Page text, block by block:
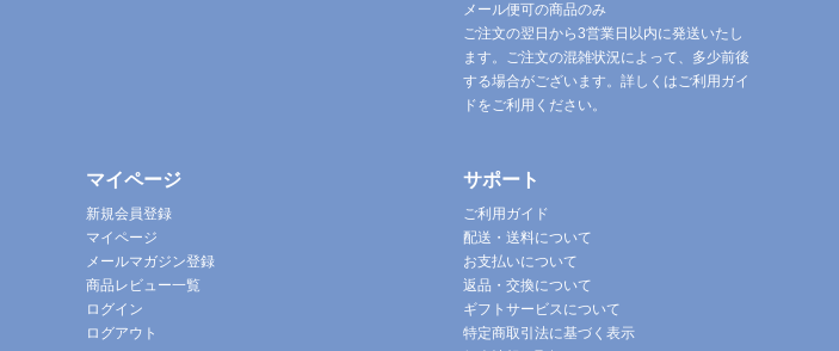
メール便可の商品のみ
ご注文の翌日から3営業日以内に発送いたし
ます。ご注文の混雑状況によって、多少前後
する場合がございます。詳しくはご利用ガイ
ドをご利用ください。
マイページ
新規会員登録
マイページ
メールマガジン登録
商品レビュー一覧
ログイン
ログアウト
サポート
ご利用ガイド
配送・送料について
お支払いについて
返品・交換について
ギフトサービスについて
特定商取引法に基づく表示